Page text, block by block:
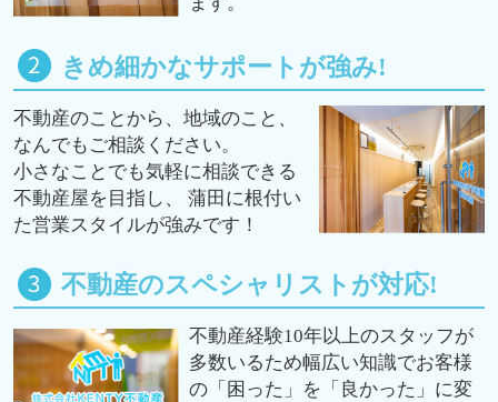
きめ細かなサポートが強み!
不動産のことから、地域のこと、
なんでもご相談ください。
小さなことでも気軽に相談できる
不動産屋を目指し、 蒲田に根付い
た営業スタイルが強みです！
不動産のスペシャリストが対応!
不動産経験10年以上のスタッフが
多数いるため幅広い知識でお客様
の「困った」を「良かった」に変